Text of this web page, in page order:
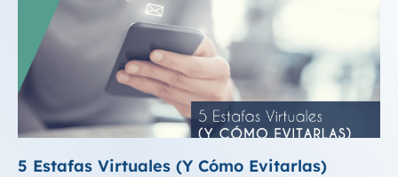
5 Estafas Virtuales (Y Cómo Evitarlas)